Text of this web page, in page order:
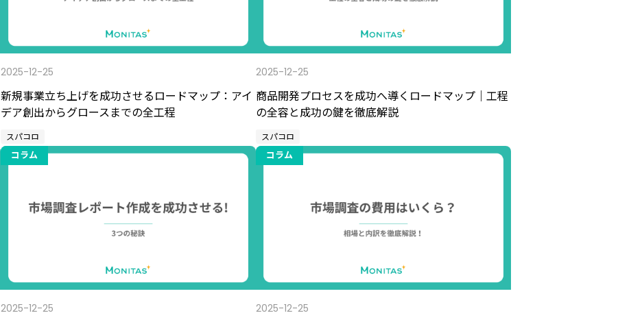
2025-12-25
新規事業立ち上げを成功させるロードマップ：アイ
デア創出からグロースまでの全工程
スパコロ
2025-12-25
商品開発プロセスを成功へ導くロードマップ｜工程
の全容と成功の鍵を徹底解説
スパコロ
コラム
2025-12-25
コラム
2025-12-25